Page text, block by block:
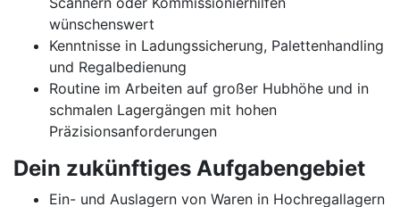
wünschenswert
Kenntnisse in Ladungssicherung, Palettenhandling
und Regalbedienung
Routine im Arbeiten auf großer Hubhöhe und in
schmalen Lagergängen mit hohen
Präzisionsanforderungen
Dein zukünftiges Aufgabengebiet
Ein- und Auslagern von Waren in Hochregallagern